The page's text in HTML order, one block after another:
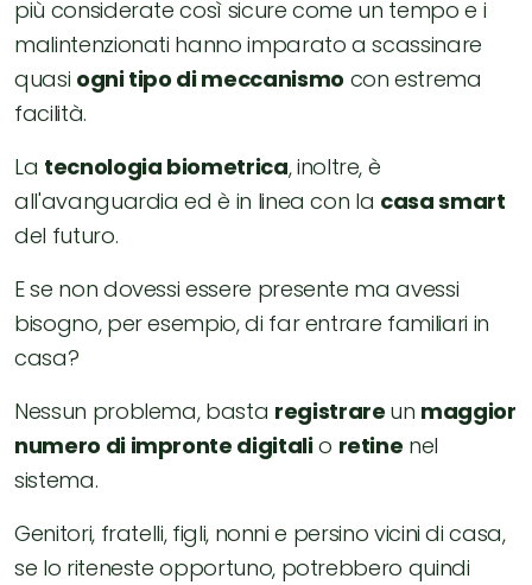
più considerate così sicure come un tempo e i
malintenzionati hanno imparato a scassinare
quasi ogni tipo di meccanismo con estrema
facilità.
La tecnologia biometrica, inoltre, è
all'avanguardia ed è in linea con la casa smart
del futuro.
E se non dovessi essere presente ma avessi
bisogno, per esempio, di far entrare familiari in
casa?
Nessun problema, basta registrare un maggior
numero di impronte digitalio retine nel
sistema.
Genitori, fratelli, figli, nonni e persino vicini di casa,
se lo riteneste opportuno, potrebbero quindi